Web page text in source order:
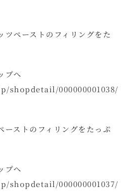
ツペーストのフィリングをた
プへ
shopdetail/000000001038/
ーストのフィリングをたっぷ
プへ
shopdetail/